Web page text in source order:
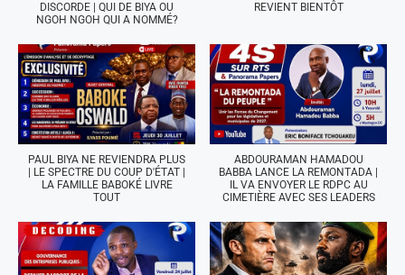
DISCORDE | QUI DE BIYA OU
NGOH NGOH QUI A NOMMÉ?
REVIENT BIENTÔT
PAUL BIYA NE REVIENDRA PLUS
| LE SPECTRE DU COUP D'ÉTAT |
LA FAMILLE BABOKÉ LIVRE
TOUT
ABDOURAMAN HAMADOU
BABBA LANCE LA REMONTADA |
IL VA ENVOYER LE RDPC AU
CIMETIÈRE AVEC SES LEADERS